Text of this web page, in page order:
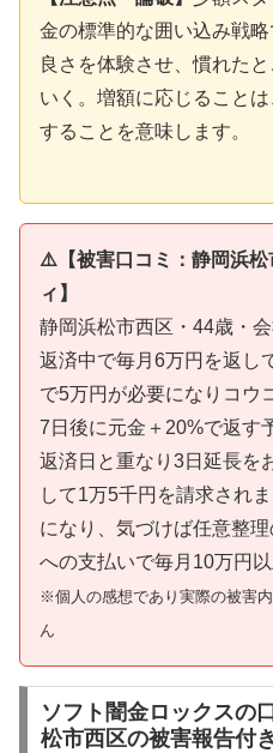
金の標準的な囲い込み戦
良さを体験させ、慣れた
いく。増額に応じること
することを意味します。
⚠️【被害口コミ：静岡浜
ィ】
静岡浜松市西区・44歳・
返済中で毎月6万円を返し
で5万円が必要になりコウ
7日後に元金＋20%で返す
返済日と重なり3日延長を
して1万5千円を請求され
になり、気づけば任意整
への支払いで毎月10万円
※個人の感想であり実際の被害
ん
ソフト闇金ロックスの
松市西区の被害報告付き